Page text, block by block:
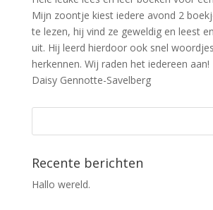
Mijn zoontje kiest iedere avond 2
te lezen, hij vind ze geweldig en leest
uit. Hij leerd hierdoor ook snel
herkennen. Wij raden het iedereen aan!
Daisy Gennotte-Savelberg
Recente berichten
Hallo wereld.